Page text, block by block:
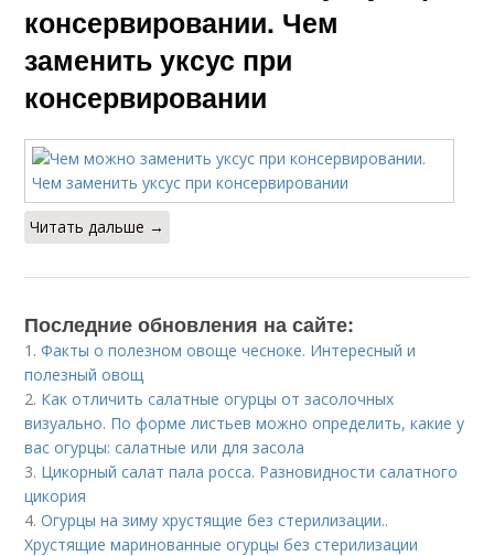
консервировании. Чем
заменить уксус при
консервировании
Читать дальше →
Последние обновления на сайте:
1.Факты о полезном овоще чесноке. Интересный и
полезный овощ
2. Как отличить салатные огурцы от засолочных
визуально. По форме листьев можно определить, какие у
вас огурцы: салатные или для засола
3. Цикорный салат пала росса. Разновидности салатного
цикория
4.Огурцы на зиму хрустящие без стерилизации..
Хрустящие маринованные огурцы без стерилизации